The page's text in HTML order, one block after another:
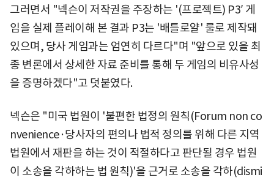
그러면서 "넥슨이 저작권을 주장하는 '(프로젝트) P3′ 게
임을 실제 플레이해 본 결과 P3는 '배틀로얄' 룰로 제작돼
있으며, 당사 게임과는 엄연히 다르다"며 "앞으로 있을 최
종 변론에서 상세한 자료 준비를 통해 두 게임의 비유사성
을 증명하겠다"고 덧붙였다.
넥슨은 "미국 법원이 '불편한 법정의 원칙(Forum non co
nvenience·당사자의 편의나 법적 정의를 위해 다른 지역
법원에서 재판을 하는 것이 적절하다고 판단될 경우 법원
이 소송을 각하하는 법 원칙)'을 근거로 소송을 각하(dismi